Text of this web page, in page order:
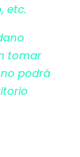
etc.
tomar
podrá